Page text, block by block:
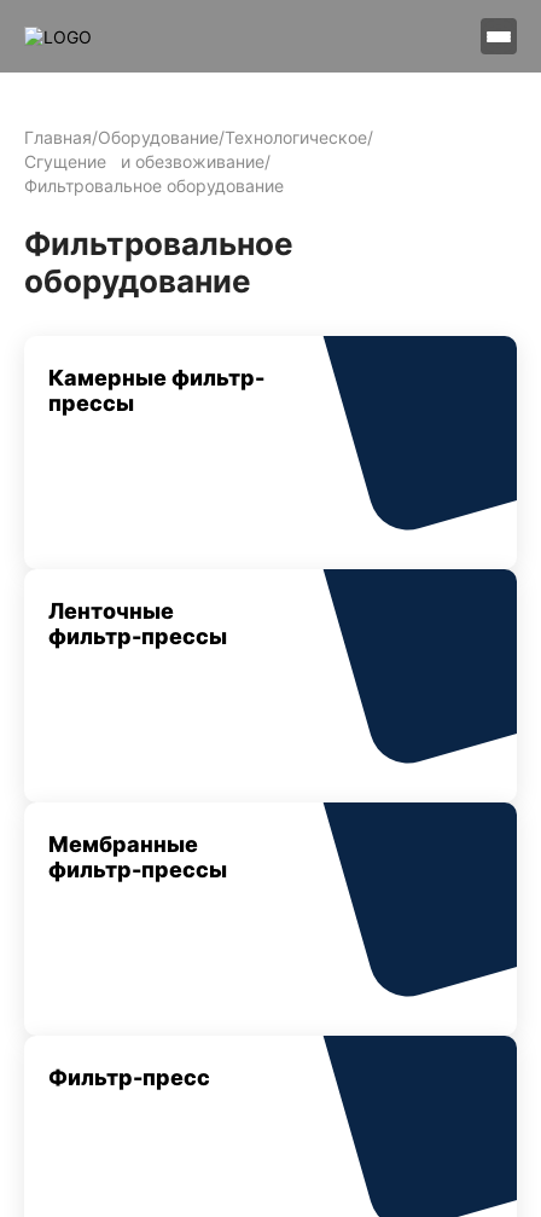
Главная/Оборудование/Технологическое/
Сгущение и обезвоживание/
Фильтровальное оборудование
Фильтровальное
оборудование
Камерные фильтр-
прессы
Ленточные
фильтр-прессы
Мембранные
фильтр-прессы
Фильтр-пресс